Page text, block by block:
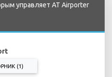
управляет AT Airporter
(1)